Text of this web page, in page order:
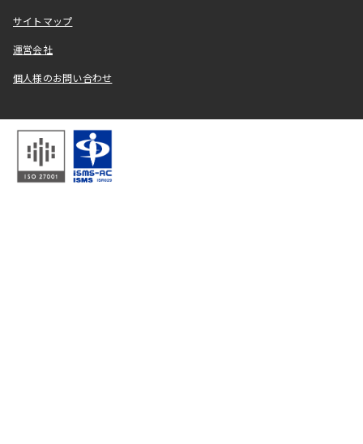
サイトマップ
運営会社
個人様のお問い合わせ